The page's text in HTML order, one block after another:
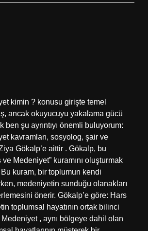
kimin ? konusu girişte temel
ancak okuyucuyu yakalama gücü
ben şu ayrıntıyı önemli buluyorum:
kavramları, sosyolog, şair ve
Gökalp’e aittir . Gökalp, bu
ve Medeniyet” kuramını oluşturmak
Bu kuram, bir toplumun kendi
medeniyetin sunduğu olanakları
önerir. Gökalp’e göre: Hars
toplumsal hayatının ortak bilinci
, aynı bölgeye dahil olan